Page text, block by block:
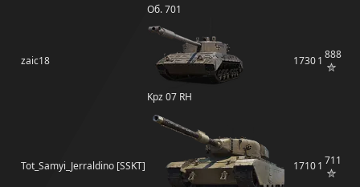
Об. 701
zaic18
Kpz 07 RH
17301 888
Tot_Samyi_Jerraldino [SSKT] 17101 711